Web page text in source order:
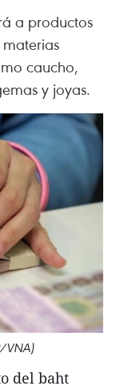
a productos
caucho,
y joyas.
VNA)
del baht